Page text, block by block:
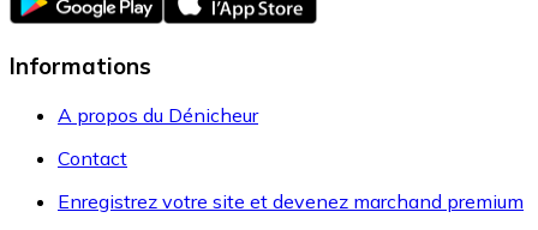
Informations
A propos du Dénicheur
Contact
Enregistrez votre site et devenez marchand premium